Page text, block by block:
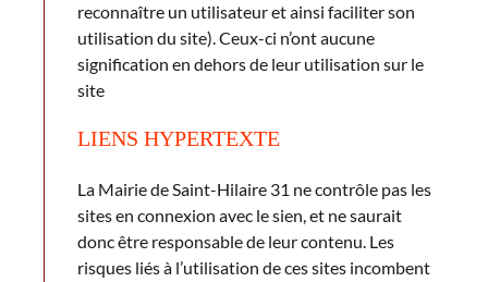
reconnaître un utilisateur et ainsi faciliter son
utilisation du site). Ceux-ci n’ont aucune
signification en dehors de leur utilisation sur le
site
LIENS HYPERTEXTE
La Mairie de Saint-Hilaire 31 ne contrôle pas les
sites en connexion avec le sien, et ne saurait
donc être responsable de leur contenu. Les
risques liés à l’utilisation de ces sites incombent